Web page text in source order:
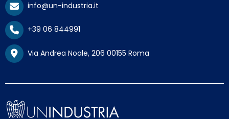
info@un-industria.it
+39 06 844991
Via Andrea Noale, 206 00155 Roma